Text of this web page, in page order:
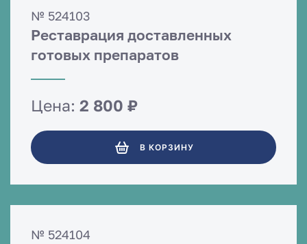
№ 524103
Реставрация доставленных
готовых препаратов
Цена: 2 800 ₽
В КОРЗИНУ
№ 524104